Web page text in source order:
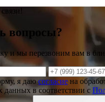
вопросы?
и мы перезвоним вам в
я даюсогласие на
данных в соответствии с